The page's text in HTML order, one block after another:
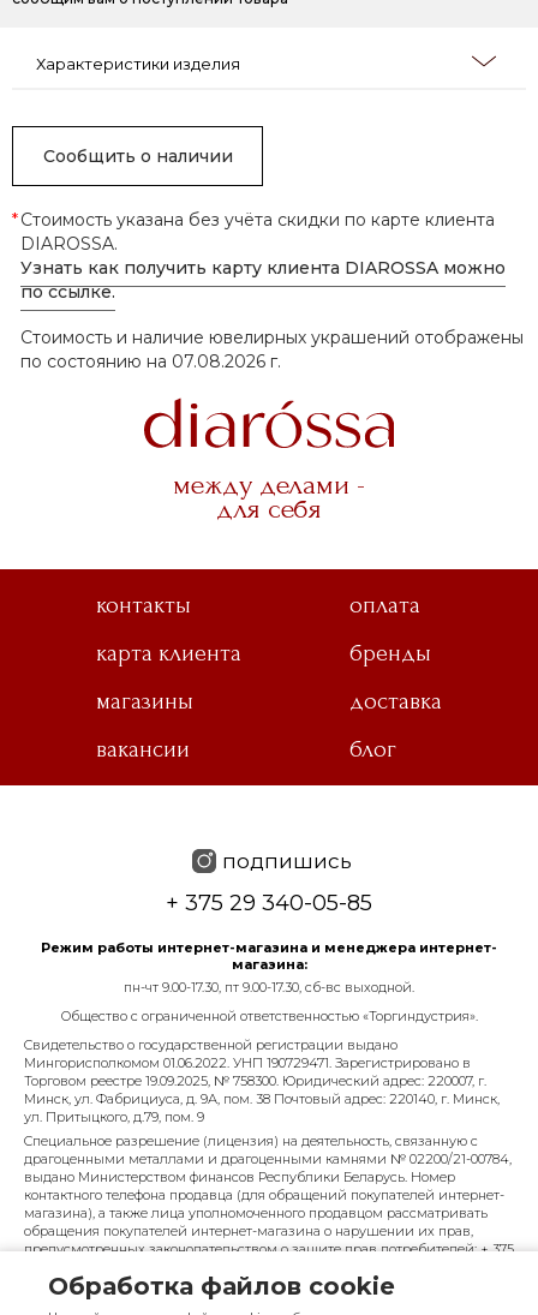
Характеристики изделия
Сообщить о наличии
*Стоимость указана без учёта скидки по карте клиента
DIAROSSA.
Узнать как получить карту клиента DIAROSSA можно
по ссылке.
Стоимость и наличие ювелирных украшений отображены
по состоянию на 07.08.2026 г.
между делами -
для себя
контакты
оплата
карта клиента
бренды
магазины
доставка
вакансии
блог
подпишись
+ 375 29 340-05-85
Режим работы интернет-магазина и менеджера интернет-
магазина:
пн-чт 9.00-17.30, пт 9.00-17.30, сб-вс выходной.
Общество с ограниченной ответственностью «Торгиндустрия».
Свидетельство о государственной регистрации выдано
Мингорисполкомом 01.06.2022. УНП 190729471. Зарегистрировано в
Торговом реестре 19.09.2025, № 758300. Юридический адрес: 220007, г.
Минск, ул. Фабрициуса, д. 9А, пом. 38 Почтовый адрес: 220140, г. Минск,
ул. Притыцкого, д.79, пом. 9
Специальное разрешение (лицензия) на деятельность, связанную с
драгоценными металлами и драгоценными камнями № 02200/21-00784,
выдано Министерством финансов Республики Беларусь. Номер
контактного телефона продавца (для обращений покупателей интернет-
магазина), а также лица уполномоченного продавцом рассматривать
обращения покупателей интернет-магазина о нарушении их прав,
предусмотренных законодательством о защите прав потребителей: + 375
управления по работе с обращениями граждан и юридических лиц
Минского городского исполнительного комитета, администрация
Обработка файлов cookie